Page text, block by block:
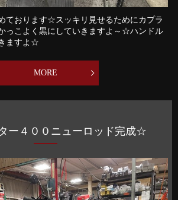
ております☆スッキリ見せるためにカプラ
っこよく黒にしていきますよ～☆ハンドル
ますよ☆
MORE
ー４００ニューロッド完成☆